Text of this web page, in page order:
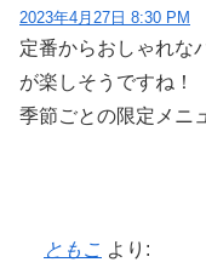
2023年4月27日 8:30 PM
定番からおしゃれな
が楽しそうですね！
季節ごとの限定メニ
ともこ より: